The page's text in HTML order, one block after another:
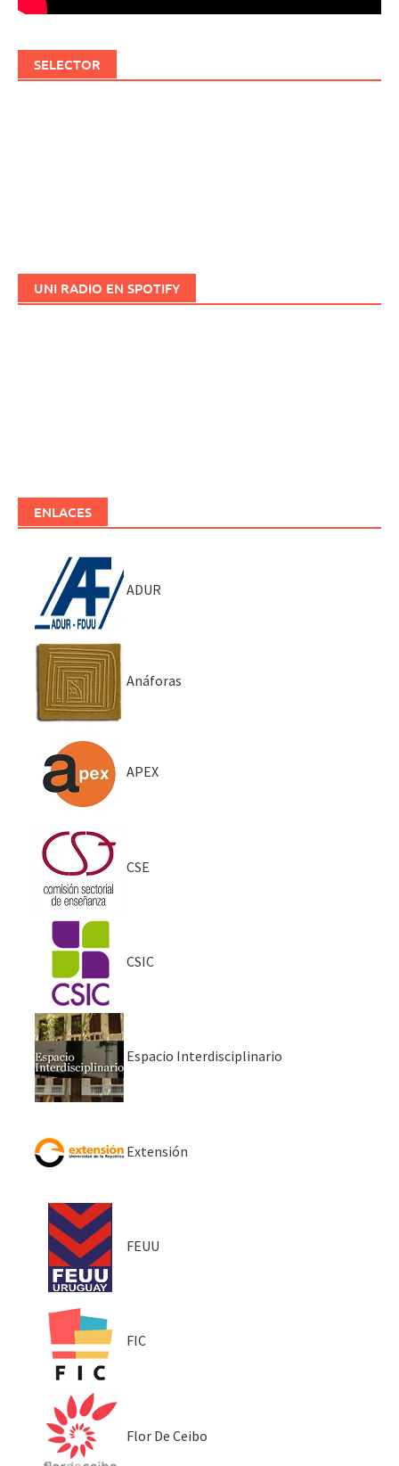
SELECTOR
UNI RADIO EN SPOTIFY
ENLACES
ADUR
Anáforas
APEX
CSE
CSIC
Espacio Interdisciplinario
Extensión
FEUU
FIC
Flor De Ceibo